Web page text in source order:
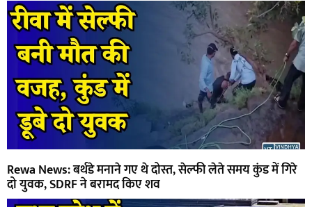
Rewa News: बर्थडे मनाने गए थे दोस्त, सेल्फी लेते समय कुंड में गिरे
दो युवक, SDRF ने बरामद किए शव